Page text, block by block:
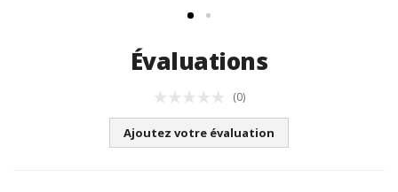
Évaluations
(0)
Ajoutez votre évaluation